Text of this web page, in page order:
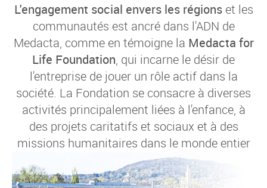
L'engagement social envers les régions et les
communautés est ancré dans l'ADN de
Medacta, comme en témoigne la Medacta for
Life Foundation, qui incarne le désir de
l'entreprise de jouer un rôle actif dans la
société. La Fondation se consacre à diverses
activités principalement liées à l'enfance, à
des projets caritatifs et sociaux et à des
missions humanitaires dans le monde entier